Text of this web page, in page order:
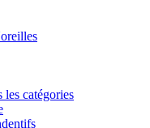
les catégories